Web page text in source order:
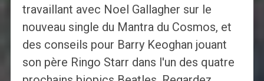
travaillant avec Noel Gallagher sur le
nouveau single du Mantra du Cosmos, et
des conseils pour Barry Keoghan jouant
son père Ringo Starr dans l'un des quatre